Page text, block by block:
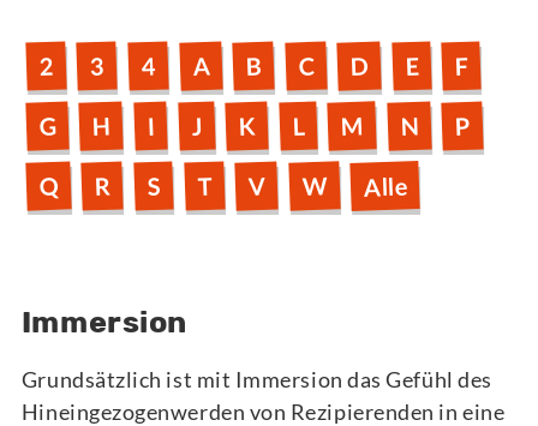
2 3 4 A B C D E F
G H I J K L M N P
Q R S T V W Alle
Immersion
Grundsätzlich ist mit Immersion das Gefühl des
Hineingezogenwerden von Rezipierenden in eine